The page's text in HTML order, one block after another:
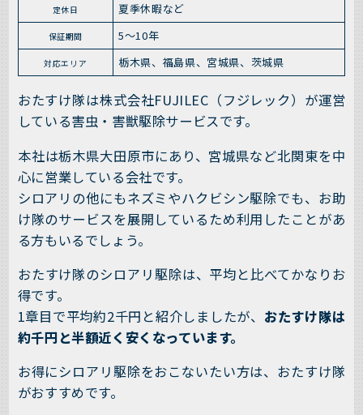
定休日 夏季休暇など
保証期間 5～10年
対応エリア 栃木県、福島県、宮城県、茨城県
おたすけ隊は株式会社FUJILEC（フジレック）が運営
している害虫・害獣駆除サービスです。
本社は栃木県大田原市にあり、宮城県など北関東を中
心に営業している会社です。
シロアリの他にもネズミやハクビシン駆除でも、お助
け隊のサービスを展開しているため利用したことがあ
る方もいるでしょう。
おたすけ隊のシロアリ駆除は、平均と比べてかなりお
得です。
1章目で平均約2千円と紹介しましたが、 おたすけ隊は
約千円と半額近く安くなっています。
お得にシロアリ駆除をおこないたい方は、おたすけ隊
がおすすめです。